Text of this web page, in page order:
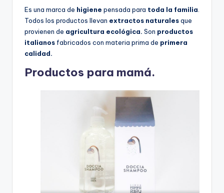
Es una marca de higiene pensada para toda la familia
Todos los productos llevan extractos naturalesque
provienen de agricultura ecológica. Son productos
italianos fabricados con materia prima de primera
calidad.
Productos para mamá.